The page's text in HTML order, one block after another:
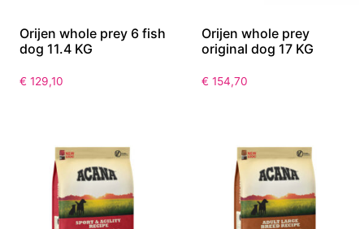
Orijen whole prey 6 fish
dog 11.4 KG
€ 129,10
Orijen whole prey
original dog 17 KG
€ 154,70